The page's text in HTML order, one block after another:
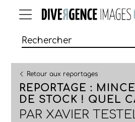
Retour aux reportages
REPORTAGE :
DE STOCK ! QUEL
PAR XAVIER